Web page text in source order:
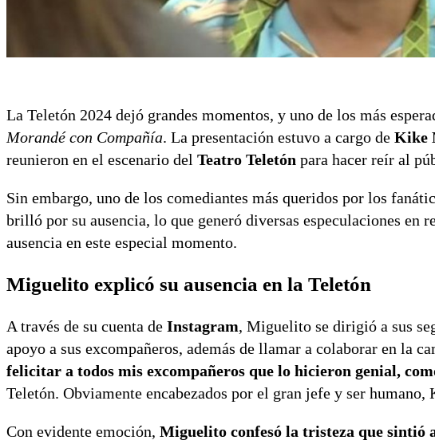
La Teletón 2024 dejó grandes momentos, y uno de los más
Morandé con Compañía. La presentación estuvo a cargo de Kike
reunieron en el escenario del Teatro Teletón para hacer reír al
Sin embargo, uno de los comediantes más queridos por los
brilló por su ausencia, lo que generó diversas especulaciones en
ausencia en este especial momento.
Miguelito explicó su ausencia en la Teletón
A través de su cuenta de Instagram, Miguelito se dirigió a sus
apoyo a sus excompañeros, además de llamar a colaborar en la
felicitar a todos mis excompañeros que lo hicieron genial,
Teletón. Obviamente encabezados por el gran jefe y ser
Con evidente emoción, Miguelito confesó la tristeza que sintió